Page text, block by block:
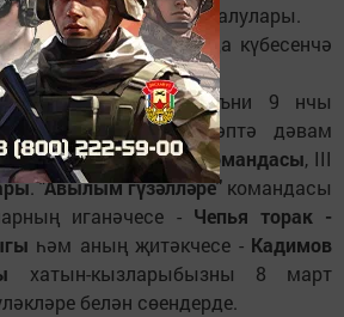
хөрмәт белән искә алулары.
ярышларда да күбесенчә
уйнады.
безнекеләр", ягъни 9 нчы
башка мәктәптә дәвам
урында -Студентлар командасы, III
."Авылым гүзәлләре"командасы
иганәчесе - Чепья торак -
һәм аның җитәкчесе - Кадимов
хатын-кызларыбызны 8 март
белән сөендерде.